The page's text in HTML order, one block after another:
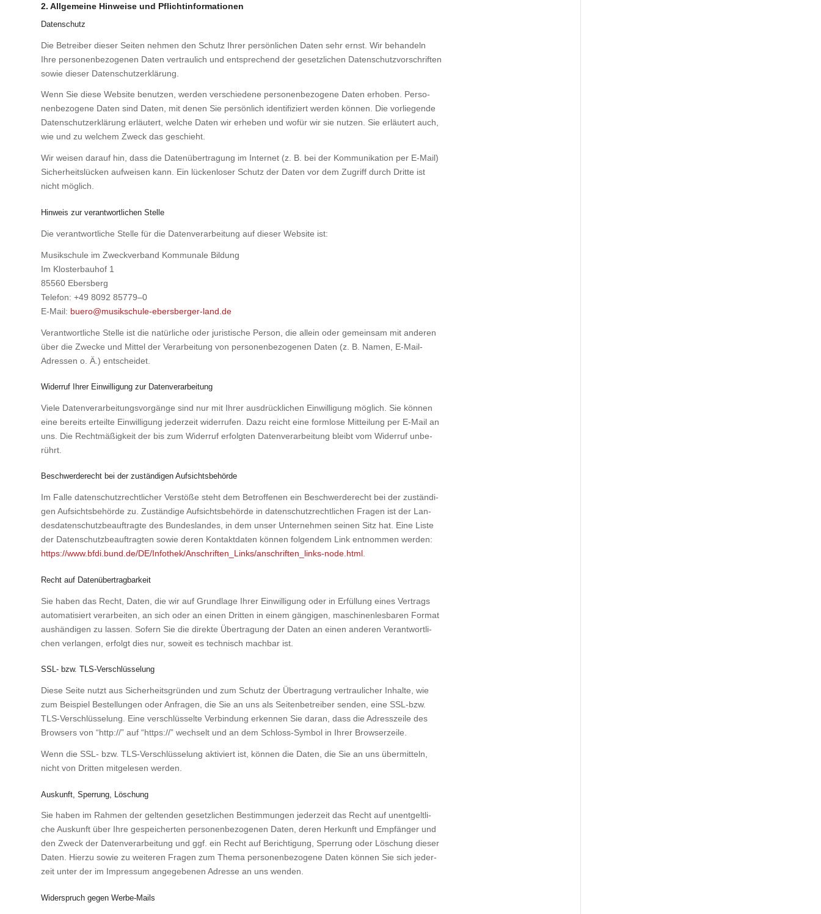
2. Allgemeine Hinweise und Pflichtinformationen
Datenschutz
Die Betrei­ber die­ser Sei­ten neh­men den Schutz Ihrer per­sön­li­chen Daten sehr ernst. Wir behan­deln
Ihre per­so­nen­be­zo­ge­nen Daten ver­trau­lich und ent­spre­chend der gesetz­li­chen Daten­schutz­vor­schrif­ten
sowie die­ser Daten­schutz­er­klä­rung.
Wenn Sie die­se Web­site benut­zen, wer­den ver­schie­de­ne per­so­nen­be­zo­ge­ne Daten erho­ben. Per­so­
nen­be­zo­ge­ne Daten sind Daten, mit denen Sie per­sön­lich iden­ti­fi­ziert wer­den kön­nen. Die vor­lie­gen­de
Daten­schutz­er­klä­rung erläu­tert, wel­che Daten wir erhe­ben und wofür wir sie nut­zen. Sie erläu­tert auch,
wie und zu wel­chem Zweck das geschieht.
Wir wei­sen dar­auf hin, dass die Daten­über­tra­gung im Inter­net (z. B. bei der Kom­mu­ni­ka­ti­on per E‑Mail)
Sicher­heits­lü­cken auf­wei­sen kann. Ein lücken­lo­ser Schutz der Daten vor dem Zugriff durch Drit­te ist
nicht mög­lich.
Hinweis zur verantwortlichen Stelle
Die ver­ant­wort­li­che Stel­le für die Daten­ver­ar­bei­tung auf die­ser Web­site ist:
Musik­schu­le im Zweck­ver­band Kom­mu­na­le Bil­dung
Im Klos­ter­bau­hof 1
85560 Ebers­berg
Tele­fon: +49 8092 85779–0
E‑Mail: buero@musikschule-ebersberger-land.de
Ver­ant­wort­li­che Stel­le ist die natür­li­che oder juris­ti­sche Per­son, die allein oder gemein­sam mit ande­ren
über die Zwe­cke und Mit­tel der Ver­ar­bei­tung von per­so­nen­be­zo­ge­nen Daten (z. B. Namen, E‑Mail-
Adres­sen o. Ä.) ent­schei­det.
Widerruf Ihrer Einwilligung zur Datenverarbeitung
Vie­le Daten­ver­ar­bei­tungs­vor­gän­ge sind nur mit Ihrer aus­drück­li­chen Ein­wil­li­gung mög­lich. Sie kön­nen
eine bereits erteil­te Ein­wil­li­gung jeder­zeit wider­ru­fen. Dazu reicht eine form­lo­se Mit­tei­lung per E‑Mail an
uns. Die Recht­mä­ßig­keit der bis zum Wider­ruf erfolg­ten Daten­ver­ar­bei­tung bleibt vom Wider­ruf unbe­
rührt.
Beschwerderecht bei der zuständigen Aufsichtsbehörde
Im Fal­le daten­schutz­recht­li­cher Ver­stö­ße steht dem Betrof­fe­nen ein Beschwer­de­recht bei der zustän­di­
gen Auf­sichts­be­hör­de zu. Zustän­di­ge Auf­sichts­be­hör­de in daten­schutz­recht­li­chen Fra­gen ist der Lan­
des­da­ten­schutz­be­auf­trag­te des Bun­des­lan­des, in dem unser Unter­neh­men sei­nen Sitz hat. Eine Lis­te
der Daten­schutz­be­auf­trag­ten sowie deren Kon­takt­da­ten kön­nen fol­gen­dem Link ent­nom­men wer­den:
https://www.bfdi.bund.de/DE/Infothek/Anschriften_Links/anschriften_links-node.html.
Recht auf Datenübertragbarkeit
Sie haben das Recht, Daten, die wir auf Grund­la­ge Ihrer Ein­wil­li­gung oder in Erfül­lung eines Ver­trags
auto­ma­ti­siert ver­ar­bei­ten, an sich oder an einen Drit­ten in einem gän­gi­gen, maschi­nen­les­ba­ren For­mat
aus­hän­di­gen zu las­sen. Sofern Sie die direk­te Über­tra­gung der Daten an einen ande­ren Ver­ant­wort­li­
chen ver­lan­gen, erfolgt dies nur, soweit es tech­nisch mach­bar ist.
SSL- bzw. TLS-Verschlüsselung
Die­se Sei­te nutzt aus Sicher­heits­grün­den und zum Schutz der Über­tra­gung ver­trau­li­cher Inhal­te, wie
zum Bei­spiel Bestel­lun­gen oder Anfra­gen, die Sie an uns als Sei­ten­be­trei­ber sen­den, eine SSL-bzw.
TLS-Ver­schlüs­se­lung. Eine ver­schlüs­sel­te Ver­bin­dung erken­nen Sie dar­an, dass die Adress­zei­le des
Brow­sers von “http://” auf “https://” wech­selt und an dem Schloss-Sym­bol in Ihrer Brow­ser­zei­le.
Wenn die SSL- bzw. TLS-Ver­schlüs­se­lung akti­viert ist, kön­nen die Daten, die Sie an uns über­mit­teln,
nicht von Drit­ten mit­ge­le­sen wer­den.
Auskunft, Sperrung, Löschung
Sie haben im Rah­men der gel­ten­den gesetz­li­chen Bestim­mun­gen jeder­zeit das Recht auf unent­gelt­li­
che Aus­kunft über Ihre gespei­cher­ten per­so­nen­be­zo­ge­nen Daten, deren Her­kunft und Emp­fän­ger und
den Zweck der Daten­ver­ar­bei­tung und ggf. ein Recht auf Berich­ti­gung, Sper­rung oder Löschung die­ser
Daten. Hier­zu sowie zu wei­te­ren Fra­gen zum The­ma per­so­nen­be­zo­ge­ne Daten kön­nen Sie sich jeder­
zeit unter der im Impres­sum ange­ge­be­nen Adres­se an uns wen­den.
Widerspruch gegen Werbe-Mails